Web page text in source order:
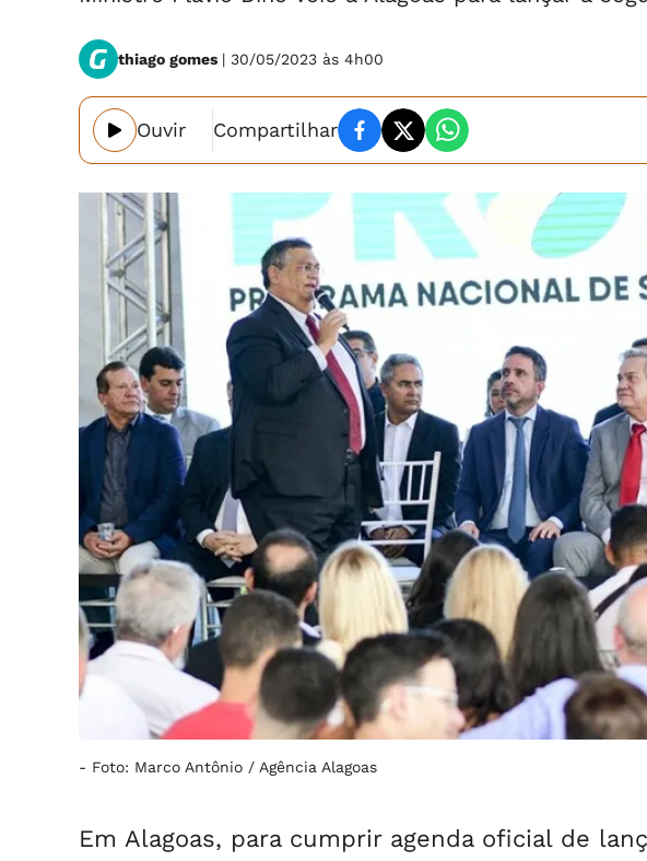
thiago gomes | 30/05/2023 às 4h00
Ouvir Compartilhar
- Foto: Marco Antônio / Agência Alagoas
Em Alagoas, para cumprir agenda oficial de